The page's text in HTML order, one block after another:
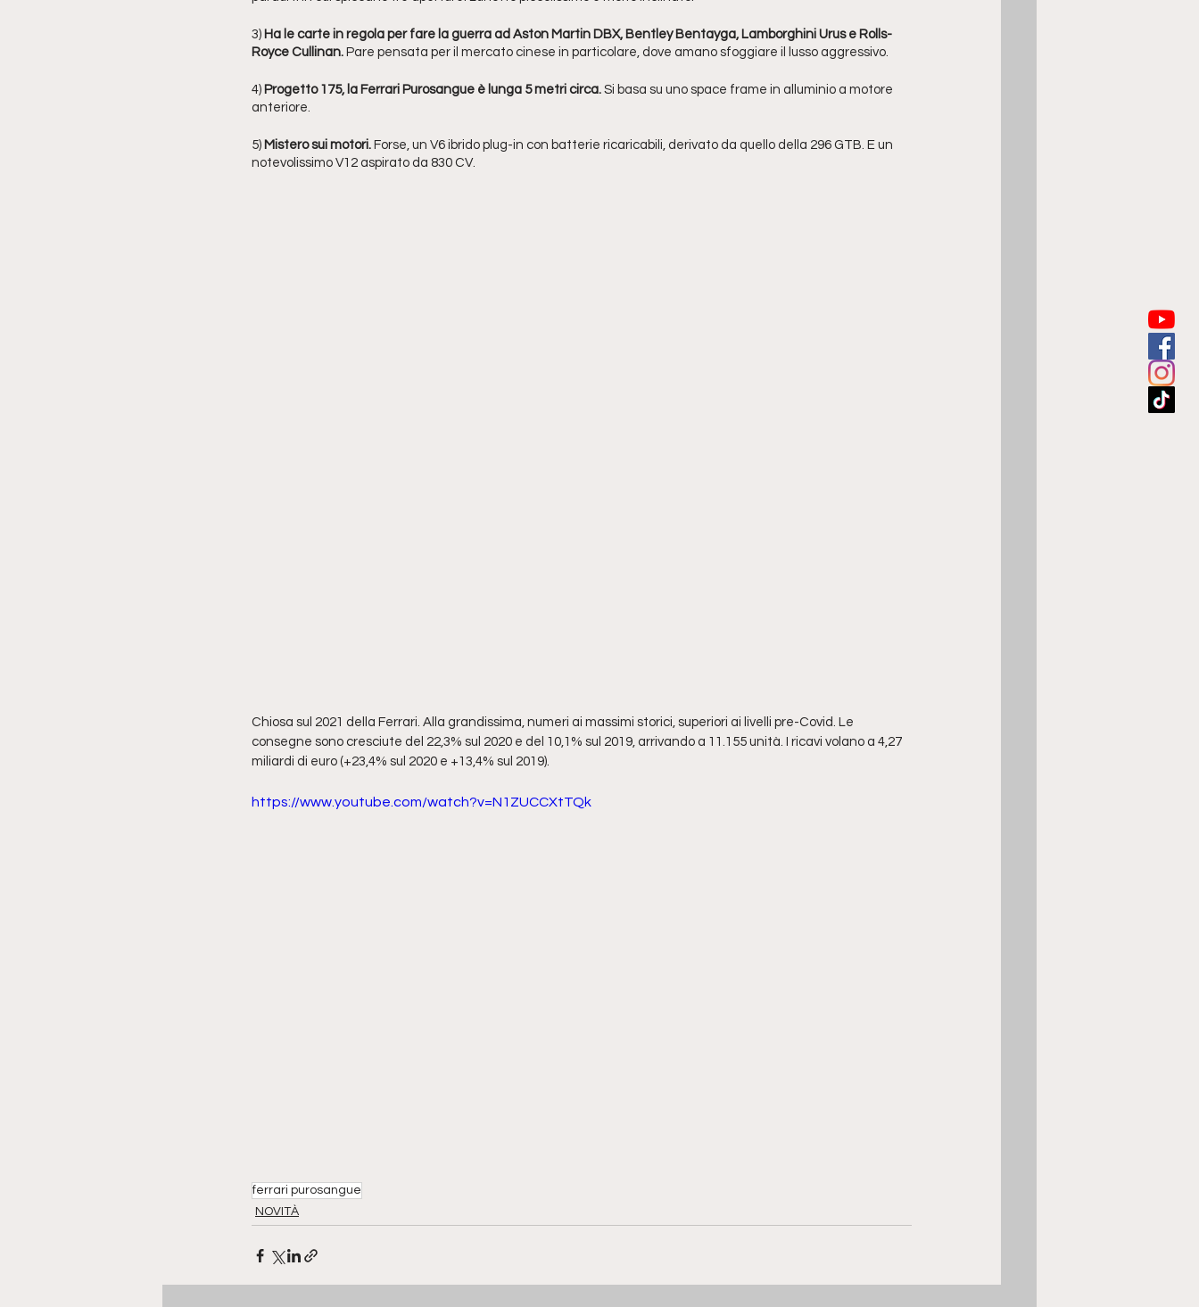
3) Ha le carte in regola per fare la guerra ad Aston Martin DBX, Bentley Bentayga, Lamborghini Urus e Rolls-
Royce Cullinan. Pare pensata per il mercato cinese in particolare, dove amano sfoggiare il lusso aggressivo.
4) Progetto 175, la Ferrari Purosangue è lunga 5 metri circa. Si basa su uno space frame in alluminio a motore
anteriore.
5) Mistero sui motori. Forse, un V6 ibrido plug-in con batterie ricaricabili, derivato da quello della 296 GTB. E un
notevolissimo V12 aspirato da 830 CV.
Chiosa sul 2021 della Ferrari. Alla grandissima, numeri ai massimi storici, superiori ai livelli pre-Covid. Le
consegne sono cresciute del 22,3% sul 2020 e del 10,1% sul 2019, arrivando a 11.155 unità. I ricavi volano a 4,27
miliardi di euro (+23,4% sul 2020 e +13,4% sul 2019).
https://www.youtube.com/watch?v=N1ZUCCXtTQk
ferrari purosangue
NOVITÀ